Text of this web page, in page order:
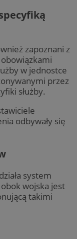
zapoznani z
w jednostce
przez
służby.
odbywały się
system
wojska jest
takimi